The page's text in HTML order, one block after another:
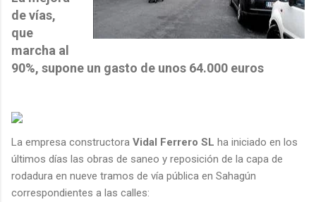
de vías,
que
marcha al
90%, supone un gasto de unos 64.000 euros
La empresa constructora Vidal Ferrero SL ha iniciado en los
últimos días las obras de saneo y reposición de la capa de
rodadura en nueve tramos de vía pública en Sahagún
correspondientes a las calles: